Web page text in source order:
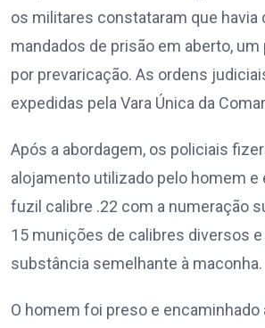
os militares constataram que havia
mandados de prisão em aberto,
por prevaricação. As ordens
expedidas pela Vara Única da
Após a abordagem, os policiais
alojamento utilizado pelo homem e
fuzil calibre .22 com a numeração
15 munições de calibres diversos
substância semelhante à maconha.
O homem foi preso e encaminhado